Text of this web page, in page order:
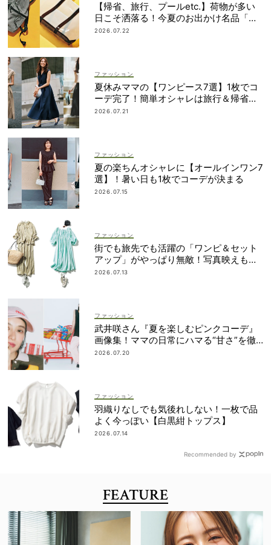
【帰省、旅行、プールetc.】荷物が多い
日こそ洒落る！今夏のお出かけ名品「ト
ート＆リュック」５選
2026.07.22
ファッション
夏休みママの【ワンピース7選】1枚でコ
ーデ完了！簡単オシャレは旅行＆帰省に
も
2026.07.21
ファッション
夏の楽ちんオシャレに【オールインワン7
選】！暑い日も1枚でコーデが決まる
2026.07.15
ファッション
街でも旅先でも活躍の「ワンピ＆セット
アップ」がやっぱり無敵！写真映えも着
回し力も◎
2026.07.13
ファッション
武井咲さん『夏を楽しむピンクコーデ』
画像集！ママの日常にハマる“甘さ”を徹
底ガイド
2026.07.20
ファッション
羽織りなしでも気後れしない！一枚で品
よく今っぽい【白黒紺トップス】
2026.07.14
Recommended by
FEATURE